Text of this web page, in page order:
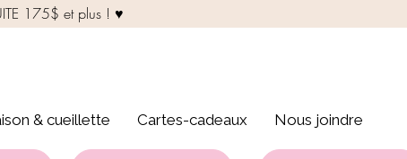
175$ et plus ! ♥
& cueillette Cartes-cadeaux Nous joindre